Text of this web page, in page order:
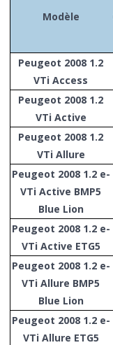
Modèle
Peugeot 2008 1.2
VTi Access
Peugeot 2008 1.2
VTi Active
Peugeot 2008 1.2
VTi Allure
Peugeot 2008 1.2 e-
VTi Active BMP5
Blue Lion
Peugeot 2008 1.2 e-
VTi Active ETG5
Peugeot 2008 1.2 e-
VTi Allure BMP5
Blue Lion
Peugeot 2008 1.2 e-
VTi Allure ETG5